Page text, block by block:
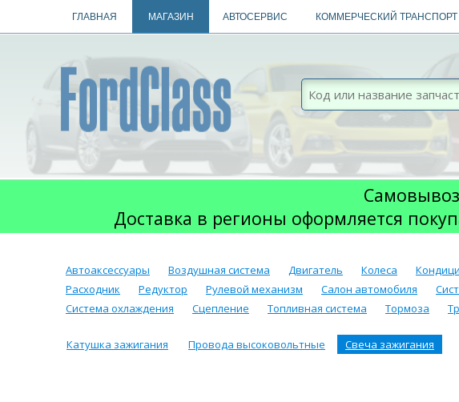
ГЛАВНАЯ МАГАЗИН АВТОСЕРВИС КОММЕРЧЕСКИЙ ТРАНСПОРТ
Доставка в регионы оформляется
Автоаксессуары Воздушная система Двигатель Колеса
Расходник
Редуктор Рулевой механизм Салон автомобиля
Система охлаждения
Сцепление Топливная система Тормоза
Катушка зажигания Провода высоковольтные Свеча зажигания